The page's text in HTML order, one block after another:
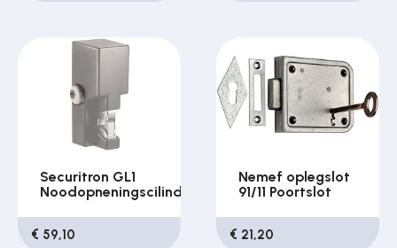
Securitron GL1
Noodopneningscilinder
€ 59,10
Nemef oplegslot
91/11 Poortslot
€ 21,20